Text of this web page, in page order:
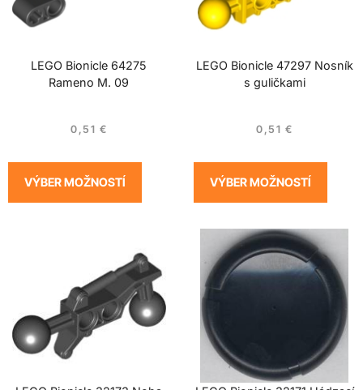
LEGO Bionicle 64275
Rameno M. 09
0,51 €
VÝBER MOŽNOSTÍ
LEGO Bionicle 47297 Nosník
s guličkami
0,51 €
VÝBER MOŽNOSTÍ